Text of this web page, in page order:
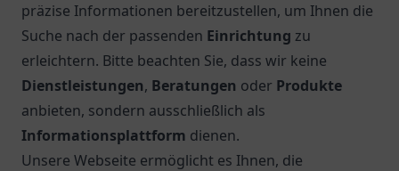
präzise Informationen bereitzustellen, um Ihnen die
Suche nach der passenden Einrichtung zu
erleichtern. Bitte beachten Sie, dass wir keine
Dienstleistungen, Beratungen oder Produkte
anbieten, sondern ausschließlich als
Informationsplattform dienen.
Unsere Webseite ermöglicht es Ihnen, die